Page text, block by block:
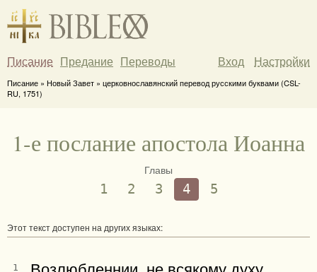
Писание Предание Переводы Вход Настройки
Писание » Новый Завет » церковнославянский перевод русскими буквами (CSL-
RU, 1751)
1-е послание апостола Иоанна
Главы
1 2 3 4 5
Этот текст доступен на других языках:
1